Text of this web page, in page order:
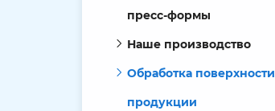
пресс-формы
Наше производство
Обработка поверхности
продукции